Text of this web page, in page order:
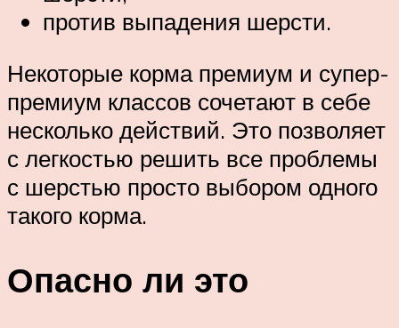
против выпадения шерсти.
Некоторые корма премиум и супер-
премиум классов сочетают в себе
несколько действий. Это позволяет
с легкостью решить все проблемы
с шерстью просто выбором одного
такого корма.
Опасно ли это